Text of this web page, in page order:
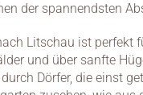
der spannendsten
Litschau ist perfekt
und über sanfte
Dörfer, die einst